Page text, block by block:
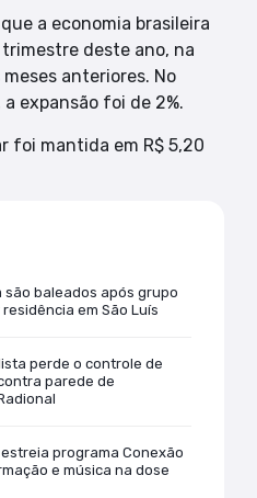
a economia brasileira
trimestre deste ano, na
anteriores. No
expansão foi de 2%.
foi mantida em R$ 5,20
são baleados após grupo
em São Luís
perde o controle de
parede de
programa Conexão
e música na dose